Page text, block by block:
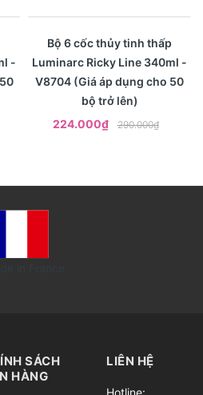
-
- 23% Xem nhanh
Bộ 6 cốc thủy tinh thấp
Luminarc Ricky Line 340ml -
V8704 (Giá áp dụng cho 50
bộ trở lên)
224.000₫
290.000₫
SÁCH
HÀNG
LIÊN HỆ